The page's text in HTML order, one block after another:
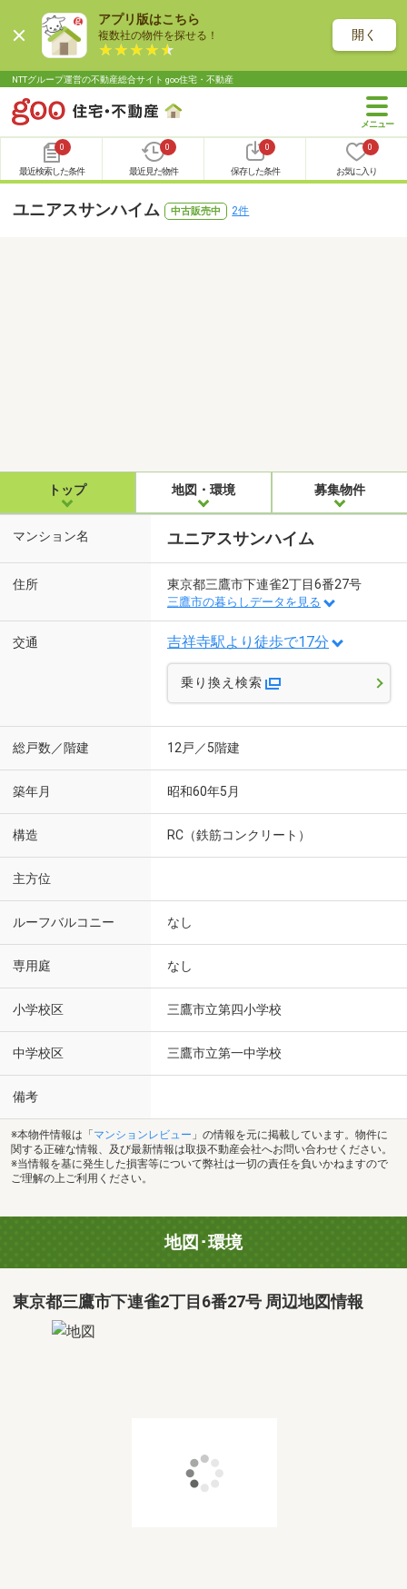
アプリ版はこちら
複数社の物件を探せる！ 開く
NTTグループ運営の不動産総合サイト goo住宅・不動産
0
最近検索した条件
0
最近見た物件
0
保存した条件
0
お気に入り
ユニアスサンハイム 中古販売中 2件
トップ 地図・環境 募集物件
マンション名 ユニアスサンハイム
住所 東京都三鷹市下連雀2丁目6番27号
三鷹市の暮らしデータを見る
交通 吉祥寺駅より徒歩で17分
乗り換え検索
総戸数／階建 12戸／5階建
築年月 昭和60年5月
構造 RC（鉄筋コンクリート）
主方位
ルーフバルコニー なし
専用庭 なし
小学校区 三鷹市立第四小学校
中学校区 三鷹市立第一中学校
備考
※本物件情報は「 マンションレビュー 」の情報を元に掲載しています。物件に
関する正確な情報、及び最新情報は取扱不動産会社へお問い合わせください。
※当情報を基に発生した損害等について弊社は一切の責任を負いかねますので
ご理解の上ご利用ください。
地図･環境
東京都三鷹市下連雀2丁目6番27号 周辺地図情報